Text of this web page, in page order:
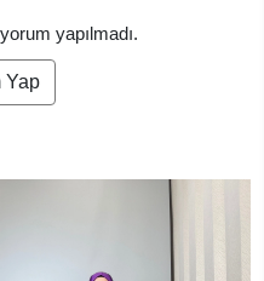
yapılmadı.
Yap